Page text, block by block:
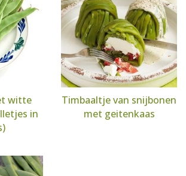
witte
in
Timbaaltje van snijbonen
met geitenkaas